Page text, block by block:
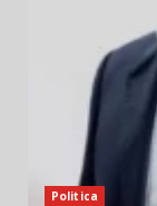
Politica